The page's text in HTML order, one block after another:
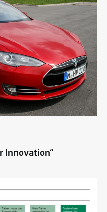
Innovation“